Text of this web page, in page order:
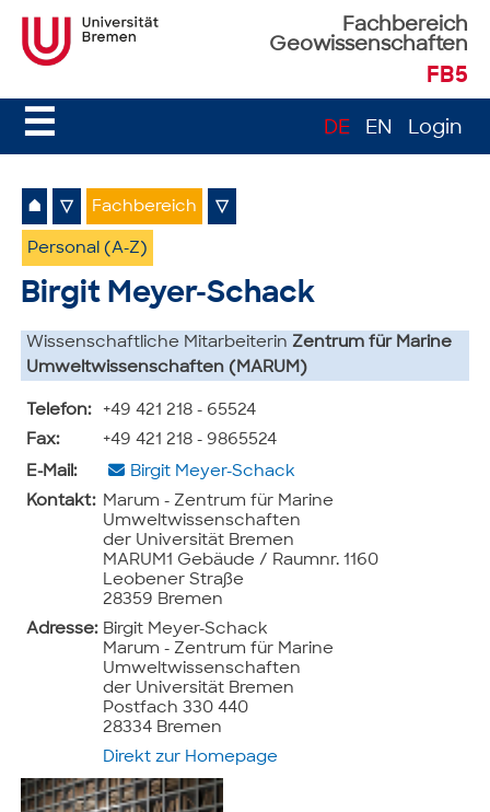
Fachbereich
Geowissenschaften
FB5
☰ DE EN Login
⌂ ▽ Fachbereich ▽
Personal (A-Z)
Birgit Meyer-Schack
Wissenschaftliche MitarbeiterinZentrum für Marine
Umweltwissenschaften (MARUM)
Telefon:
+49 421 218 - 65524
Fax:
+49 421 218 - 9865524
E-Mail:
Birgit Meyer-Schack
Kontakt: Marum - Zentrum für Marine
Umweltwissenschaften
der Universität Bremen
MARUM1 Gebäude / Raumnr. 1160
Leobener Straße
28359 Bremen
Adresse: Birgit Meyer-Schack
Marum - Zentrum für Marine
Umweltwissenschaften
der Universität Bremen
Postfach 330 440
28334 Bremen
Direkt zur Homepage